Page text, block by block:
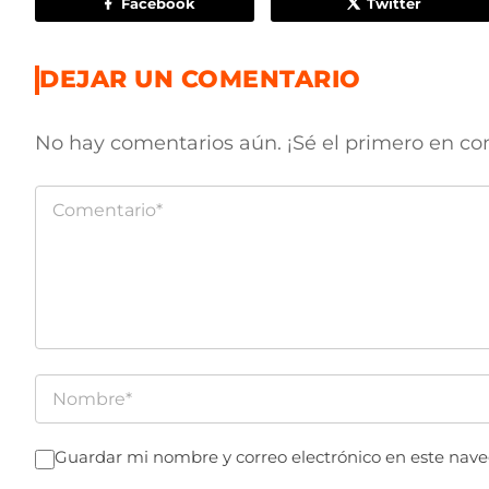
DEJAR UN COMENTARIO
No hay comentarios aún. ¡Sé el primero en
Guardar mi nombre y correo electrónico en este